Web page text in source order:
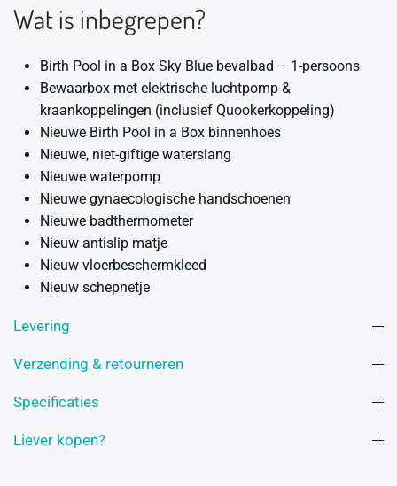
Wat is inbegrepen?
Birth Pool in a Box Sky Blue bevalbad – 1-persoons
Bewaarbox met elektrische luchtpomp &
kraankoppelingen (inclusief Quookerkoppeling)
Nieuwe Birth Pool in a Box binnenhoes
Nieuwe, niet-giftige waterslang
Nieuwe waterpomp
Nieuwe gynaecologische handschoenen
Nieuwe badthermometer
Nieuw antislip matje
Nieuw vloerbeschermkleed
Nieuw schepnetje
Levering
Verzending & retourneren
Specificaties
Liever kopen?